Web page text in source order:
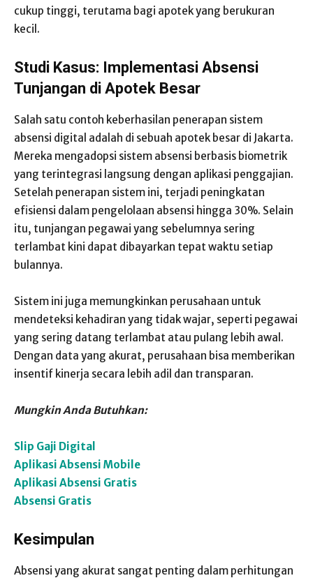
cukup tinggi, terutama bagi apotek yang berukuran
kecil.
Studi Kasus: Implementasi Absensi
Tunjangan di Apotek Besar
Salah satu contoh keberhasilan penerapan sistem
absensi digital adalah di sebuah apotek besar di Jakarta.
Mereka mengadopsi sistem absensi berbasis biometrik
yang terintegrasi langsung dengan aplikasi penggajian.
Setelah penerapan sistem ini, terjadi peningkatan
efisiensi dalam pengelolaan absensi hingga 30%. Selain
itu, tunjangan pegawai yang sebelumnya sering
terlambat kini dapat dibayarkan tepat waktu setiap
bulannya.
Sistem ini juga memungkinkan perusahaan untuk
mendeteksi kehadiran yang tidak wajar, seperti pegawai
yang sering datang terlambat atau pulang lebih awal.
Dengan data yang akurat, perusahaan bisa memberikan
insentif kinerja secara lebih adil dan transparan.
Mungkin Anda Butuhkan:
Slip Gaji Digital
Aplikasi Absensi Mobile
Aplikasi Absensi Gratis
Absensi Gratis
Kesimpulan
Absensi yang akurat sangat penting dalam perhitungan